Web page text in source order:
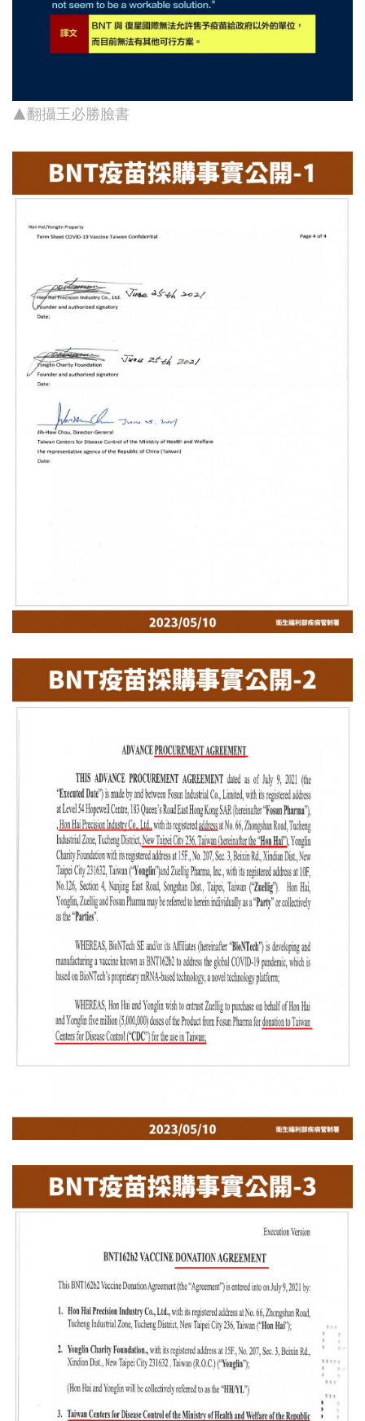
▲翻攝王必勝臉書